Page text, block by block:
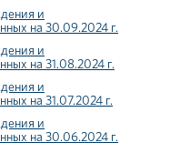
и
на 30.09.2024 г.
и
на 31.08.2024 г.
и
на 31.07.2024 г.
и
на 30.06.2024 г.